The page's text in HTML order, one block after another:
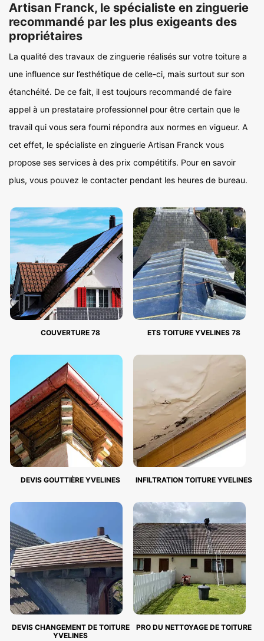
Artisan Franck, le spécialiste en zinguerie
recommandé par les plus exigeants des
propriétaires
La qualité des travaux de zinguerie réalisés sur votre toiture a
une influence sur l’esthétique de celle-ci, mais surtout sur son
étanchéité. De ce fait, il est toujours recommandé de faire
appel à un prestataire professionnel pour être certain que le
travail qui vous sera fourni répondra aux normes en vigueur. A
cet effet, le spécialiste en zinguerie Artisan Franck vous
propose ses services à des prix compétitifs. Pour en savoir
plus, vous pouvez le contacter pendant les heures de bureau.
COUVERTURE 78 ETS TOITURE YVELINES 78
DEVIS GOUTTIÈRE YVELINES INFILTRATION TOITURE YVELINES
DEVIS CHANGEMENT DE TOITURE
YVELINES
PRO DU NETTOYAGE DE TOITURE